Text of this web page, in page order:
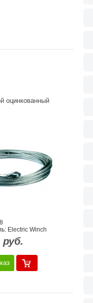
оцинкованный
Electric Winch
руб.